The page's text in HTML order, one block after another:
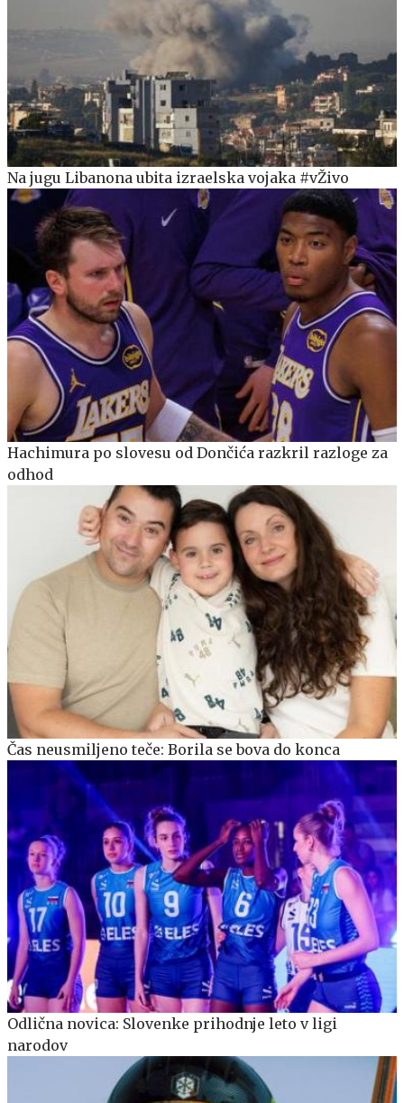
Na jugu Libanona ubita izraelska vojaka #vŽivo
Hachimura po slovesu od Dončića razkril razloge za
odhod
Čas neusmiljeno teče: Borila se bova do konca
Odlična novica: Slovenke prihodnje leto v ligi
narodov